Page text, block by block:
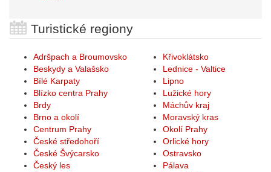
Turistické regiony
Adršpach a Broumovsko
Beskydy a Valašsko
Bílé Karpaty
Blízko centra Prahy
Brdy
Brno a okolí
Centrum Prahy
České středohoří
České Švýcarsko
Český les
Křivoklátsko
Lednice - Valtice
Lipno
Lužické hory
Máchův kraj
Moravský kras
Okolí Prahy
Orlické hory
Ostravsko
Pálava